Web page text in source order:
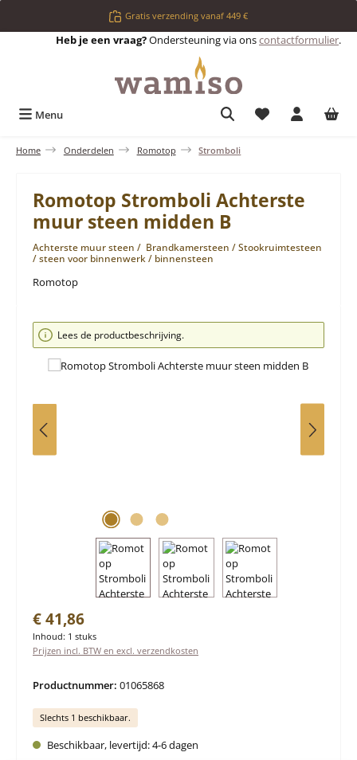
Ga naar de hoofdinhoudGratis verzending vanaf 449 €
Heb je een vraag?Ondersteuning via onscontactformulier.
Menu Je hebt 0 items
Home Onderdelen Romotop Stromboli
Romotop Stromboli Achterste
muur steen midden B
Achterste muur steen / Brandkamersteen / Stookruimtesteen
/ steen voor binnenwerk / binnensteen
Romotop
Afbeeldingengalerij overslaan
Lees de productbeschrijving.
Normale prijs:
€ 41,86
Inhoud: 1 stuks
Prijzen incl. BTW en excl. verzendkosten
Productnummer: 01065868
Slechts 1 beschikbaar.
Beschikbaar, levertijd: 4-6 dagen